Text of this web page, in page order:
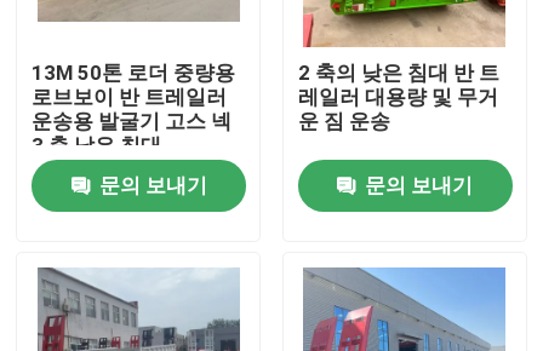
우리에 대하여
공장 여행
품질 관리
연락주세요
13M 50톤 로더 중량용
로브보이 반 트레일러
운송용 발굴기 고스 넥
3 축 낮은 침대
문의 보내기
2 축의 낮은 침대 반 트
레일러 대용량 및 무거
운 짐 운송
문의 보내기